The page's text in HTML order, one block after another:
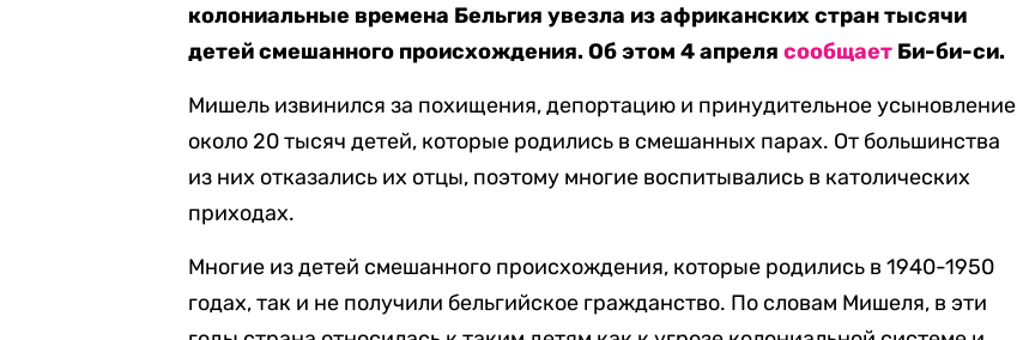
колониальные времена Бельгия увезла из африканских стран тысячи
детей смешанного происхождения. Об этом 4 апрелясообщает Би-би-си.
Мишель извинился за похищения, депортацию и принудительное усыновление
около 20 тысяч детей, которые родились в смешанных парах. От большинства
из них отказались их отцы, поэтому многие воспитывались в католических
приходах.
Многие из детей смешанного происхождения, которые родились в 1940-1950
годах, так и не получили бельгийское гражданство. По словам Мишеля, в эти